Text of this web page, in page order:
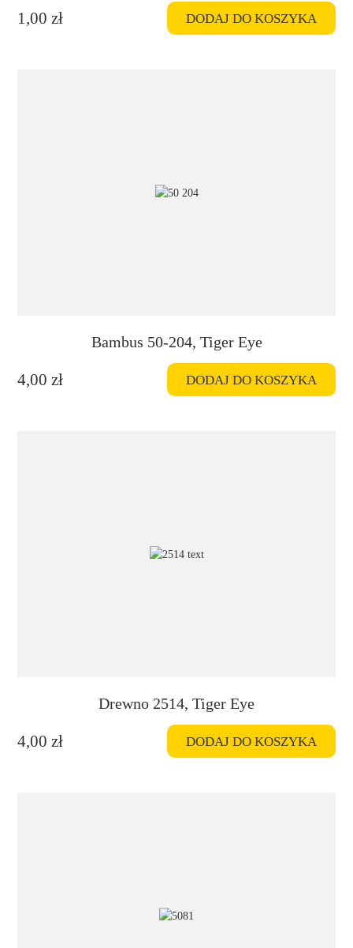
1,00 zł DODAJ DO KOSZYKA
Bambus 50-204, Tiger Eye
4,00 zł DODAJ DO KOSZYKA
Drewno 2514, Tiger Eye
4,00 zł DODAJ DO KOSZYKA